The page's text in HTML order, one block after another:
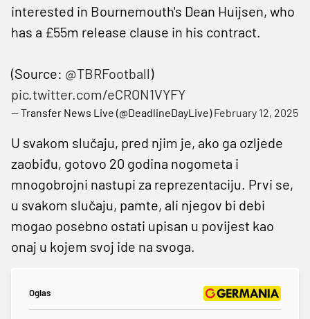
interested in Bournemouth's Dean Huijsen, who
has a £55m release clause in his contract.
(Source: @TBRFootball)
pic.twitter.com/eCRON1VYFY
— Transfer News Live (@DeadlineDayLive)February 12, 2025
U svakom slučaju, pred njim je, ako ga ozljede
zaobiđu, gotovo 20 godina nogometa i
mnogobrojni nastupi za reprezentaciju. Prvi se,
u svakom slučaju, pamte, ali njegov bi debi
mogao posebno ostati upisan u povijest kao
onaj u kojem svoj ide na svoga.
Oglas